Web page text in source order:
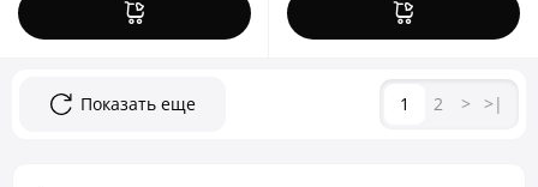
Показать еще 1 2 > >|